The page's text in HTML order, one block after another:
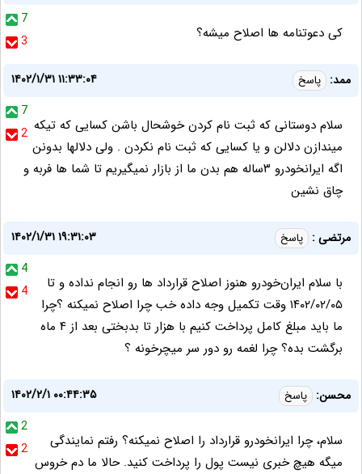
7
3
کی دعوتنامه ها اصلاح میشه؟
ممد: پاسخ
۱۴۰۲/۱/۳۱ ۱۱:۳۳:۰۴
7
2 سلام دوستانی که ثبت نام کردن خوشحال باشن کسایی که تیکه
میندازن دلالن و یا کسایی که ثبت نام نکردن . ولی دلالها بدونن
اگه ایرانخودرو ۳ساله هم بدن ما از بازار نمیگیریم تا شما ها فربه و
چاق نشین
مرتضی : پاسخ
۱۴۰۲/۱/۳۱ ۱۹:۳۱:۰۳
4
4
با سلام ایران‌خودرو هنوز اصلاح قرارداد ها رو انجام نداده و تا
۱۴۰۲/۰۲/۰۵ وقت تکمیل وجه داده خب چرا اصلاح نمیکنه ؟چرا
ما باید مبلغ کامل پرداخت کنیم با هزار تا بدبختی بعد از ۴ ماه
برگشت بده؟ چرا لغمه رو دور سر میچرخونه ؟
محسن: پاسخ
۱۴۰۲/۲/۱ ۰۰:۴۴:۳۵
2
2
سلام، چرا ایرانخودرو قرارداد را اصلاح نمیکنه؟ رفتم نمایندگی
میگه هیچ خبری نیست پول را پرداخت کنید. حالا ما دم خروس